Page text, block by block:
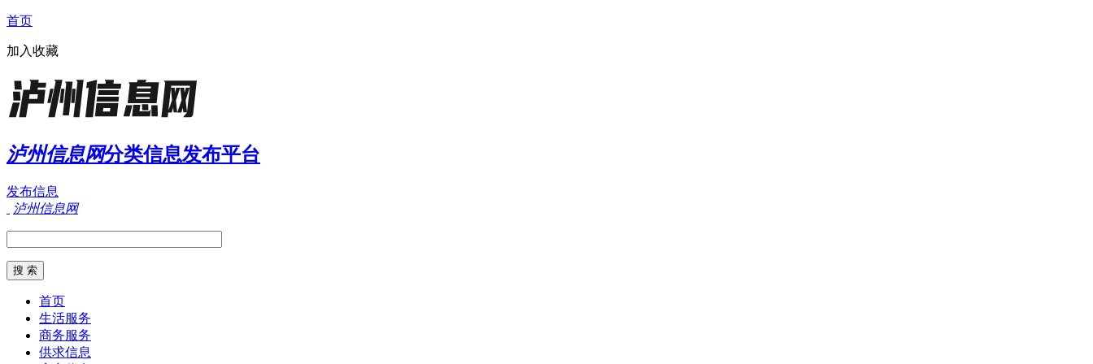
首页
加入收藏
泸州信息网分类信息发布平台
发布信息
泸州信息网
首页
生活服务
商务服务
供求信息